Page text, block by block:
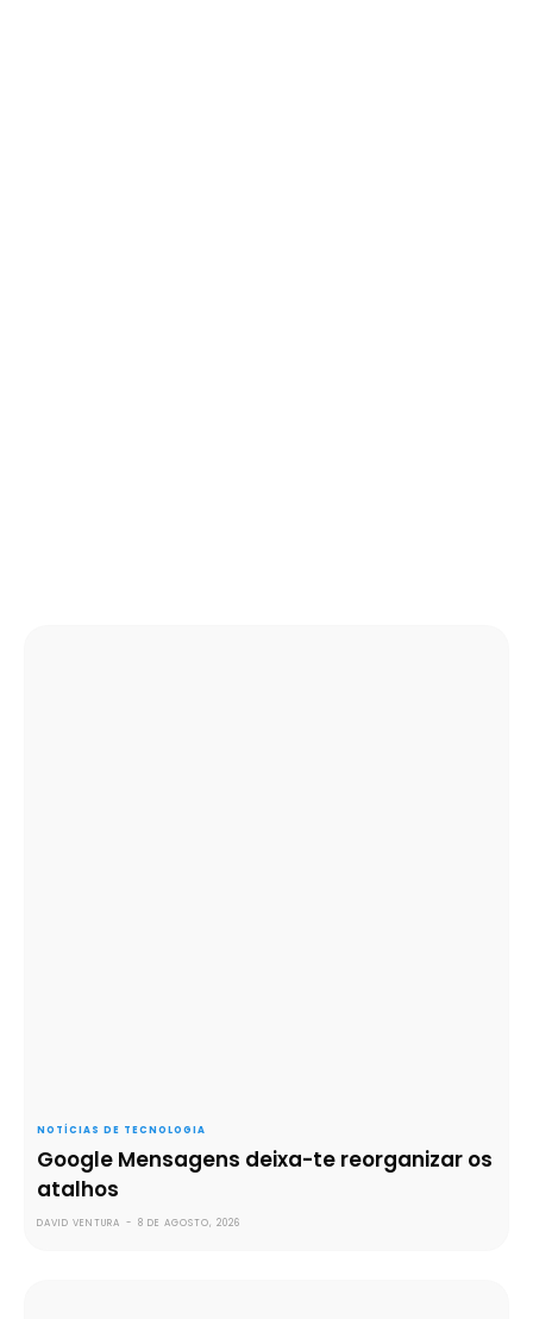
NOTÍCIAS DE TECNOLOGIA
Google Mensagens deixa-te reorganizar os
atalhos
DAVID VENTURA - 8 DE AGOSTO, 2026